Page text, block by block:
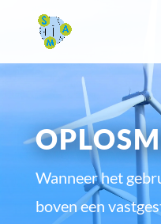
Wanneer het
boven een